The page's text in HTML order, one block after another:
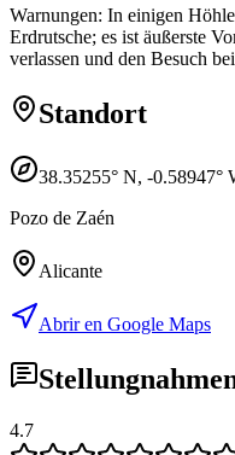
Warnungen: In einigen
Erdrutsche; es ist äußerste
verlassen und den Besuch
Standort
38.35255° N, -0.58947°
Pozo de Zaén
Alicante
Abrir en Google Maps
4.7